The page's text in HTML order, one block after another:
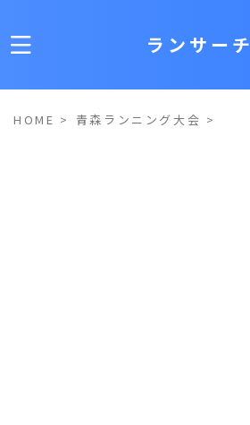
ランサーチ
HOME > 青森ランニング大会 >